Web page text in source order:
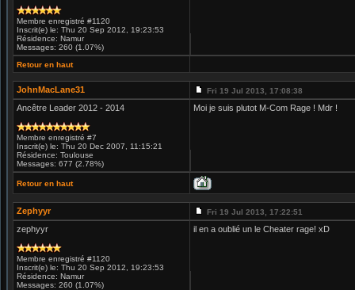
Membre enregistré #1120
Inscrit(e) le: Thu 20 Sep 2012, 19:23:53
Résidence: Namur
Messages: 260 (1.07%)
Retour en haut
JohnMacLane31 Fri 19 Jul 2013, 17:08:38
Ancêtre Leader 2012 - 2014
Membre enregistré #7
Inscrit(e) le: Thu 20 Dec 2007, 11:15:21
Résidence: Toulouse
Messages: 677 (2.78%)
Moi je suis plutot M-Com Rage ! Mdr !
Retour en haut
Zephyyr Fri 19 Jul 2013, 17:22:51
zephyyr
Membre enregistré #1120
Inscrit(e) le: Thu 20 Sep 2012, 19:23:53
Résidence: Namur
Messages: 260 (1.07%)
il en a oublié un le Cheater rage! xD